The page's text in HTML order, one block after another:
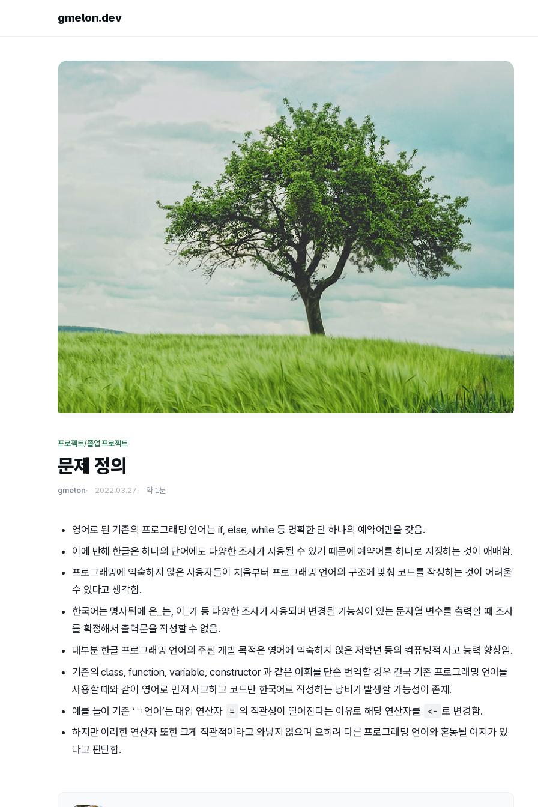
gmelon.dev
프로젝트/졸업 프로젝트
문제 정의
gmelon 2022.03.27 약 1분
영어로 된 기존의 프로그래밍 언어는 if, else, while 등 명확한 단 하나의 예약어만을 갖음.
이에 반해 한글은 하나의 단어에도 다양한 조사가 사용될 수 있기 때문에 예약어를 하나로 지정하는 것이 애매함.
프로그래밍에 익숙하지 않은 사용자들이 처음부터 프로그래밍 언어의 구조에 맞춰 코드를 작성하는 것이 어려울
수 있다고 생각함.
한국어는 명사뒤에 은_는, 이_가 등 다양한 조사가 사용되며 변경될 가능성이 있는 문자열 변수를 출력할 때 조사
를 확정해서 출력문을 작성할 수 없음.
대부분 한글 프로그래밍 언어의 주된 개발 목적은 영어에 익숙하지 않은 저학년 등의 컴퓨팅적 사고 능력 향상임.
기존의 class, function, variable, constructor 과 같은 어휘를 단순 번역할 경우 결국 기존 프로그래밍 언어를
사용할 때와 같이 영어로 먼저 사고하고 코드만 한국어로 작성하는 낭비가 발생할 가능성이 존재.
예를 들어 기존 ‘ㄱ언어’는 대입 연산자
= 의 직관성이 떨어진다는 이유로 해당 연산자를 <- 로 변경함.
하지만 이러한 연산자 또한 크게 직관적이라고 와닿지 않으며 오히려 다른 프로그래밍 언어와 혼동될 여지가 있
다고 판단함.